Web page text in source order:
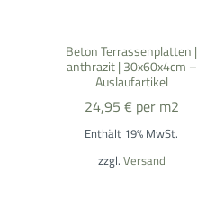
Beton Terrassenplatten |
anthrazit | 30x60x4cm –
Auslaufartikel
24,95 € per m2
Enthält 19% MwSt.
zzgl. Versand